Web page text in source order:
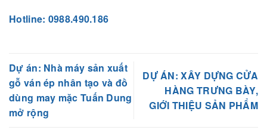
Hotline: 0988.490.186
Dự án: Nhà máy sản xuất
gỗ ván ép nhân tạo và đồ
dùng may mặc Tuấn Dung
mở rộng
DỰ ÁN: XÂY DỰNG CỬA
HÀNG TRƯNG BÀY,
GIỚI THIỆU SẢN PHẨM